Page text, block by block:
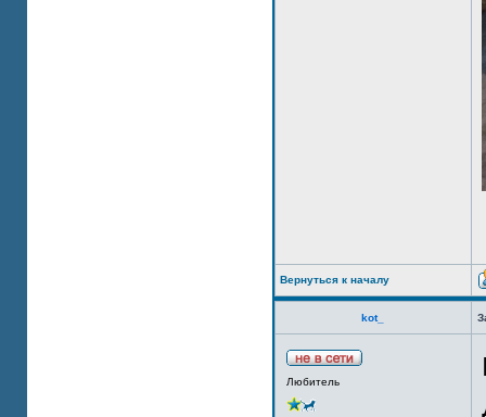
Вернуться к началу
kot_
Любитель